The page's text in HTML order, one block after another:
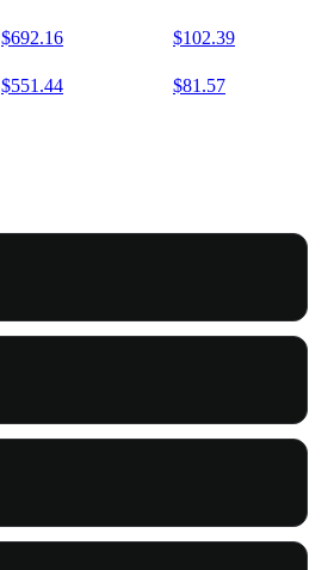
$692.16 $102.39
$551.44 $81.57